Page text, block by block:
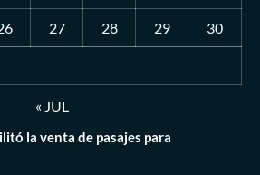
27 28 29 30
« JUL
la venta de pasajes para